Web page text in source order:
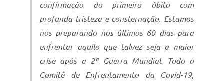
confirmação do primeiro óbito com
profunda tristeza e consternação. Estamos
nos preparando nos últimos 60 dias para
enfrentar aquilo que talvez seja a maior
crise após a 2ª Guerra Mundial. Todo o
Comitê de Enfrentamento da Covid-19,